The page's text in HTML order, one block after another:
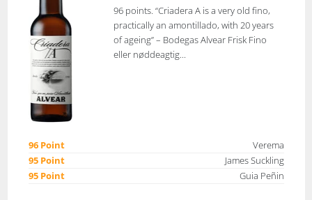
96 points. “Criadera A is a very old fino,
practically an amontillado, with 20 years
of ageing” – Bodegas Alvear Frisk Fino
eller nøddeagtig...
96 Point
Verema
95 Point
James Suckling
95 Point
Guia Peñin